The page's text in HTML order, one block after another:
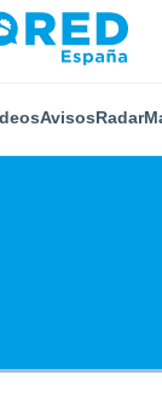
AvisosRadar